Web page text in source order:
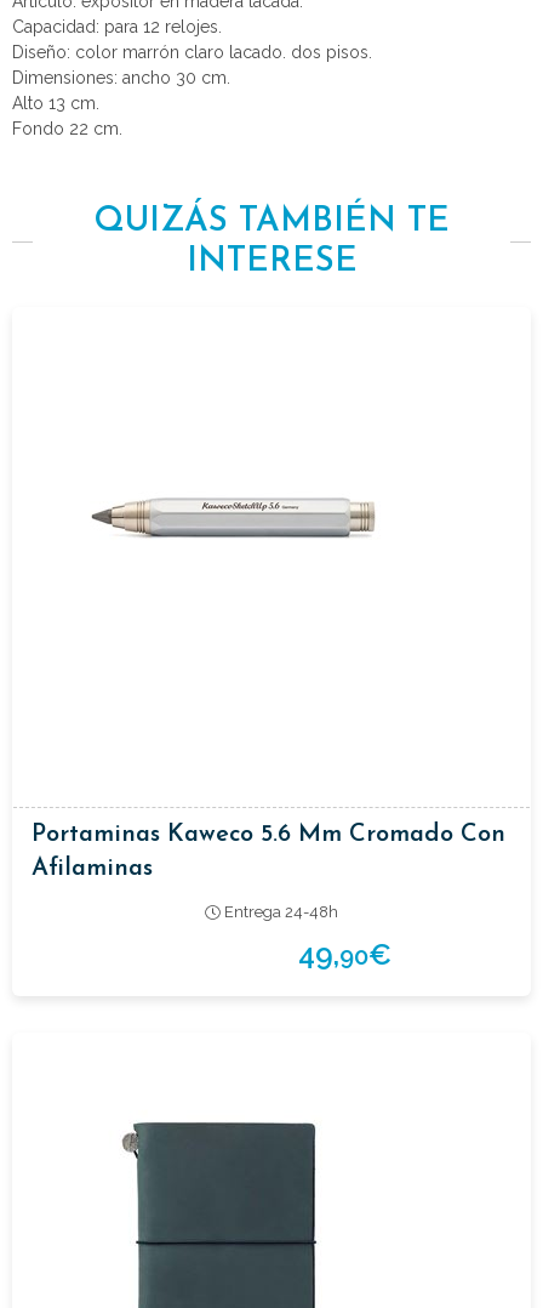
Capacidad: para 12 relojes.
Diseño: color marrón claro lacado. dos pisos.
Dimensiones: ancho 30 cm.
Alto 13 cm.
Fondo 22 cm.
QUIZÁS TAMBIÉN TE
INTERESE
Portaminas Kaweco 5.6 Mm Cromado Con
Afilaminas
Entrega 24-48h
49,90€